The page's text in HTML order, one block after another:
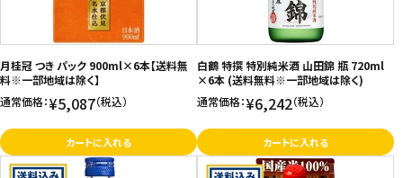
日用品
ギフト
セール
月桂冠 つき パック 900ml×6本【送料無
料※一部地域は除く】
通常価格：¥5,087（税込）
カートに入れる
白鶴 特撰 特別純米酒 山田錦 瓶 720ml
×6本 (送料無料※一部地域は除く)
通常価格：¥6,242（税込）
カートに入れる